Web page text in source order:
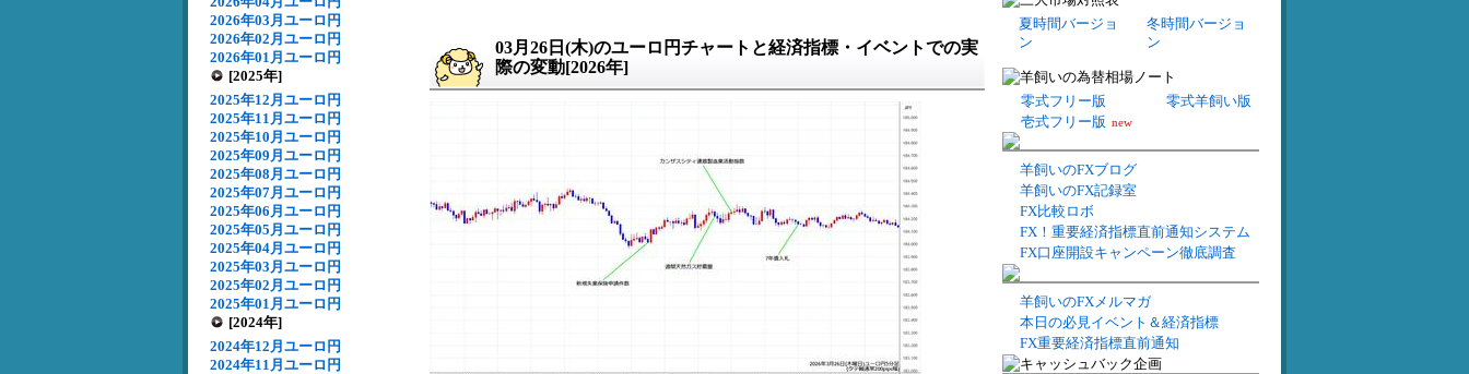
2026年03月ユーロ円
2026年02月ユーロ円
2026年01月ユーロ円
[2025年]
2025年12月ユーロ円
2025年11月ユーロ円
2025年10月ユーロ円
2025年09月ユーロ円
2025年08月ユーロ円
2025年07月ユーロ円
2025年06月ユーロ円
2025年05月ユーロ円
2025年04月ユーロ円
2025年03月ユーロ円
2025年02月ユーロ円
2025年01月ユーロ円
[2024年]
2024年12月ユーロ円
2024年11月ユーロ円
03月26日(木)のユーロ円チャートと経済指標・イベントでの実
際の変動[2026年]
夏時間バージョ
ン
冬時間バージョ
ン
零式フリー版
零式羊飼い版
壱式フリー版 new
羊飼いのFXブログ
羊飼いのFX記録室
FX比較ロボ
FX！重要経済指標直前通知システム
FX口座開設キャンペーン徹底調査
羊飼いのFXメルマガ
本日の必見イベント＆経済指標
FX重要経済指標直前通知